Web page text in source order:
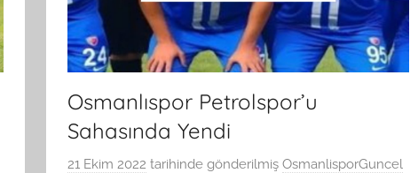
Osmanlıspor Petrolspor’u
Sahasında Yendi
21 Ekim 2022 tarihinde gönderilmiş OsmanlisporGuncel